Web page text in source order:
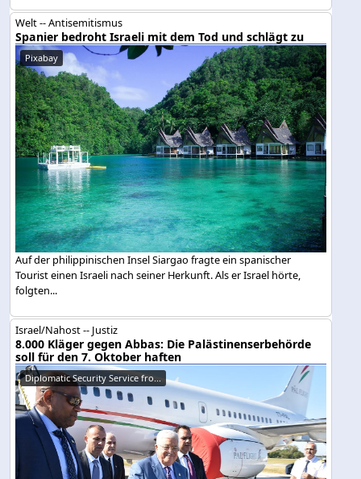
Welt -- Antisemitismus
Spanier bedroht Israeli mit dem Tod und schlägt zu
Pixabay
Auf der philippinischen Insel Siargao fragte ein spanischer
Tourist einen Israeli nach seiner Herkunft. Als er Israel hörte,
folgten...
Israel/Nahost -- Justiz
8.000 Kläger gegen Abbas: Die Palästinenserbehörde
soll für den 7. Oktober haften
Diplomatic Security Service fro...